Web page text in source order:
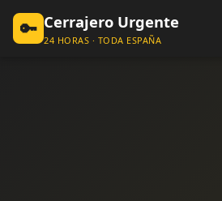
🔑 Cerrajero Urgente
24 HORAS · TODA ESPAÑA